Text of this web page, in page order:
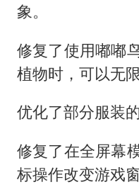
象。
修复了使用嘟嘟
植物时，可以无
优化了部分服装的
修复了在全屏幕
标操作改变游戏